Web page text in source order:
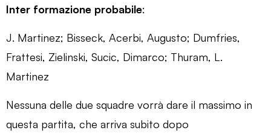
Inter formazione probabile:
J. Martinez; Bisseck, Acerbi, Augusto; Dumfries,
Frattesi, Zielinski, Sucic, Dimarco; Thuram, L.
Martinez
Nessuna delle due squadre vorrà dare il massimo in
questa partita, che arriva subito dopo